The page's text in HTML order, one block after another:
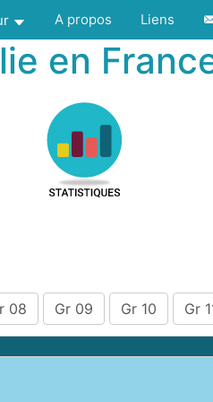
A propos Liens
en
08 Gr 09 Gr 10 Gr